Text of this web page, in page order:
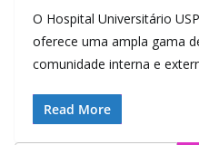
O Hospital Universitário
oferece uma ampla gama
comunidade interna e
Read More